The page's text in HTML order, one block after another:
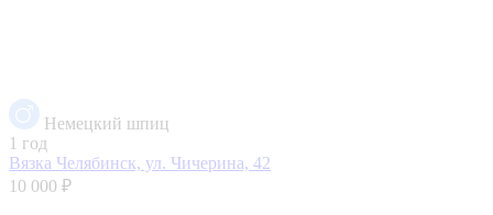
Немецкий шпиц
1 год
Вязка Челябинск, ул. Чичерина, 42
10 000 ₽